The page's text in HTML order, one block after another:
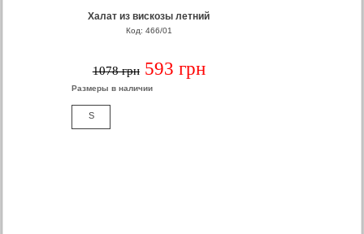
Халат из вискозы летний
Код: 466/01
1078 грн 593 грн
Размеры в наличии
S